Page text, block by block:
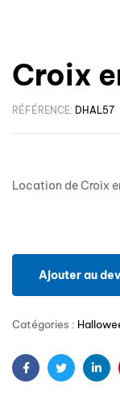
Croix
RÉFÉRENCE: DHAL57
Location de Croix
Ajouter au
Catégories :
FacebookTwitter